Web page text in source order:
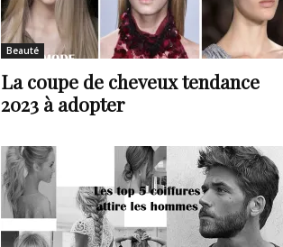
un
en
Beauté
La coupe de cheveux tendance
2023 à adopter